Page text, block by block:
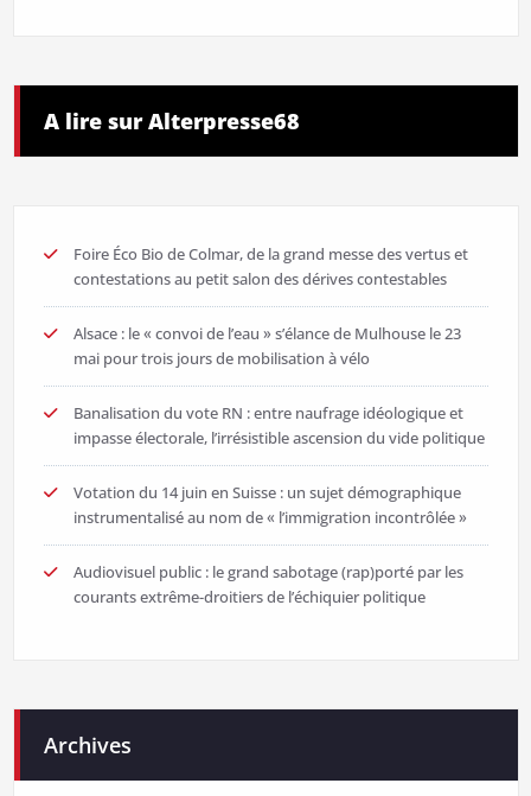
A lire sur Alterpresse68
Foire Éco Bio de Colmar, de la grand messe des vertus et
contestations au petit salon des dérives contestables
Alsace : le « convoi de l’eau » s’élance de Mulhouse le 23
mai pour trois jours de mobilisation à vélo
Banalisation du vote RN : entre naufrage idéologique et
impasse électorale, l’irrésistible ascension du vide politique
Votation du 14 juin en Suisse : un sujet démographique
instrumentalisé au nom de « l’immigration incontrôlée »
Audiovisuel public : le grand sabotage (rap)porté par les
courants extrême-droitiers de l’échiquier politique
Archives